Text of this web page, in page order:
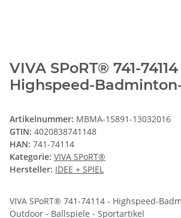
VIVA SPoRT® 741-
Highspeed-
Artikelnummer: MBMA-15891-13032016
GTIN: 4020838741148
HAN: 741-74114
Kategorie: VIVA SPoRT®
Hersteller: IDEE + SPIEL
VIVA SPoRT® 741-74114 - Highspeed-
Outdoor - Ballspiele - Sportartikel